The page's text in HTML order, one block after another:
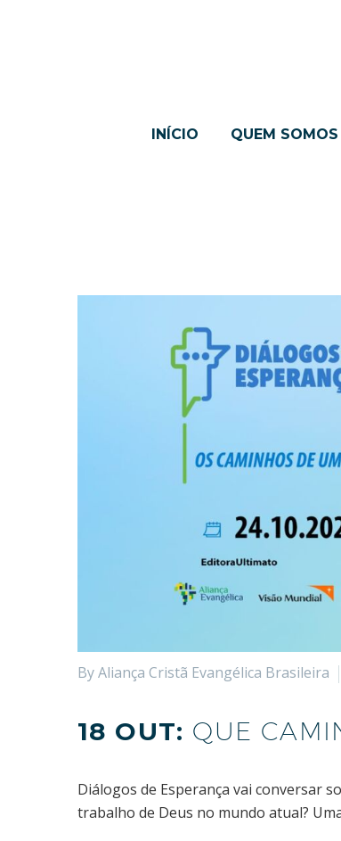
INÍCIO QUEM SOMOS
By Aliança Cristã Evangélica Brasileira
18 OUT: QUE
Diálogos de Esperança vai conversar
trabalho de Deus no mundo atual?